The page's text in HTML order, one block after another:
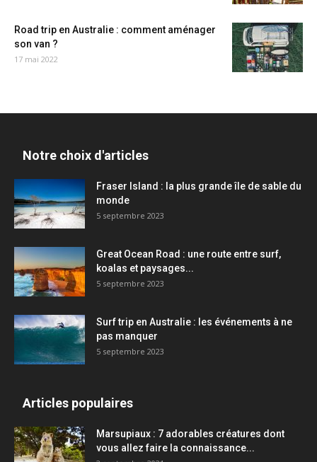
Road trip en Australie : comment aménager
son van ?
17 mai 2022
Notre choix d'articles
Fraser Island : la plus grande île de sable du
monde
5 septembre 2023
Great Ocean Road : une route entre surf,
koalas et paysages...
5 septembre 2023
Surf trip en Australie : les événements à ne
pas manquer
5 septembre 2023
Articles populaires
Marsupiaux : 7 adorables créatures dont
vous allez faire la connaissance...